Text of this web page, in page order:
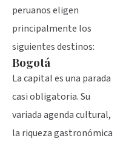
peruanos eligen
principalmente los
siguientes destinos:
Bogotá
La capital es una parada
casi obligatoria. Su
variada agenda cultural,
la riqueza gastronómica